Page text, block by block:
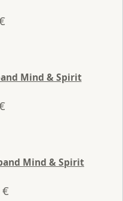
Mind & Spirit
Mind & Spirit
€